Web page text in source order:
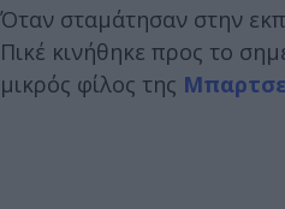
Όταν σταμάτησαν στην
Πικέ κινήθηκε προς το
μικρός φίλος της